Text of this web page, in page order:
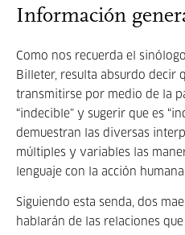
Información
Como nos recuerda el
Billeter, resulta absurdo decir
transmitirse por medio de la
“indecible” y sugerir que es
demuestran las diversas
múltiples y variables las
lenguaje con la acción
Siguiendo esta senda, dos
hablarán de las relaciones